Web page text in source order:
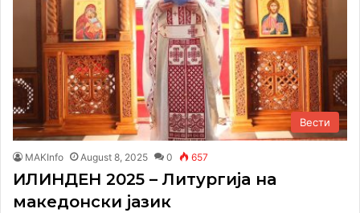
Вести
MAKInfo August 8, 2025 0 657
ИЛИНДЕН 2025 – Литургија на
македонски јазик